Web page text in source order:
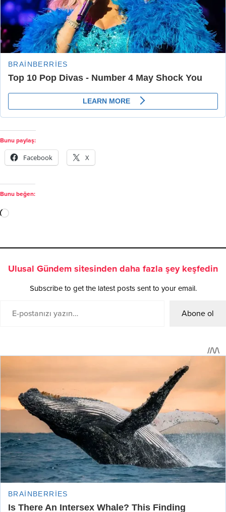
Bunu paylaş:
Facebook X
Bunu beğen:
Ulusal Gündem sitesinden daha fazla şey keşfedin
Subscribe to get the latest posts sent to your email.
Abone ol